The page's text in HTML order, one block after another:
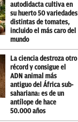
autodidacta cultiva en
su huerto 50 variedades
distintas de tomates,
incluido el más caro del
mundo
La ciencia destroza otro
récord y consigue el
ADN animal más
antiguo del África sub-
sahariana: es de un
antílope de hace
50.000 años